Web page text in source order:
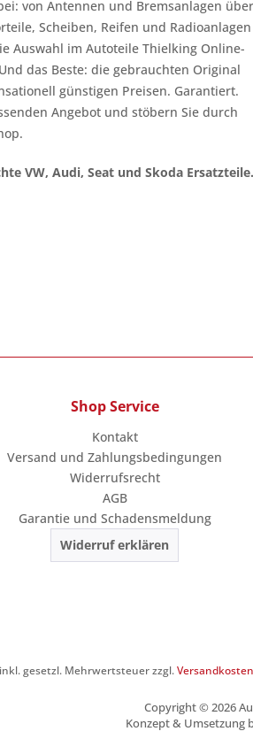
Shop Service
Kontakt
Versand und Zahlungsbedingungen
Widerrufsrecht
AGB
Garantie und Schadensmeldung
Widerruf erklären
von Antennen und Bremsanlagen über
Scheiben, Reifen und Radioanlagen
Auswahl im Autoteile Thielking Online-
das Beste: die gebrauchten Original
günstigen Preisen. Garantiert.
Angebot und stöbern Sie durch
VW, Audi, Seat und Skoda Ersatzteile.
gesetzl. Mehrwertsteuer zzgl.Versandkosten
Copyright © 2026
Konzept & Umsetzung